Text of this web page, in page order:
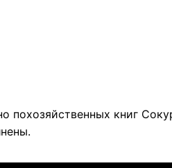
похозяйственных книг